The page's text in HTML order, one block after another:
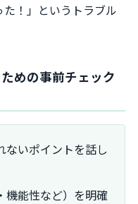
！」というトラブル
めの事前チェック
ないポイントを話し
機能性など）を明確